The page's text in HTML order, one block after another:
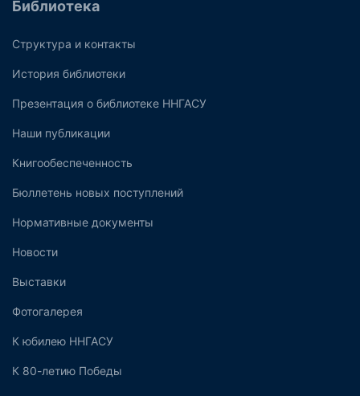
Библиотека
Структура и контакты
История библиотеки
Презентация о библиотеке ННГАСУ
Наши публикации
Книгообеспеченность
Бюллетень новых поступлений
Нормативные документы
Новости
Выставки
Фотогалерея
К юбилею ННГАСУ
К 80-летию Победы